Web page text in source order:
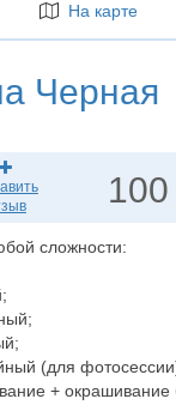
На карте
Черная
сложности:
(для
+ окрашивание